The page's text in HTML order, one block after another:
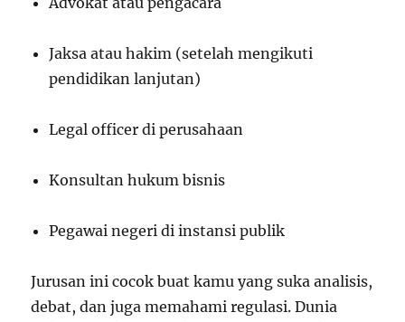
Jaksa atau hakim (setelah mengikuti
pendidikan lanjutan)
Legal officer di perusahaan
Konsultan hukum bisnis
Pegawai negeri di instansi publik
Jurusan ini cocok buat kamu yang suka analisis,
debat, dan juga memahami regulasi. Dunia